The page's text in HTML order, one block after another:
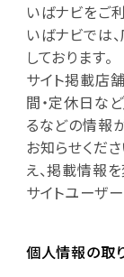
いばナビをご
いばナビでは
しております。
サイト掲載店
間・定休日な
るなどの情報
お知らせくだ
え、掲載情報
サイトユーザ
個人情報の取